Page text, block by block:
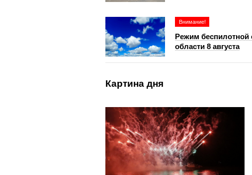
Внимание!
Режим беспилотной
области 8 августа
Картина дня